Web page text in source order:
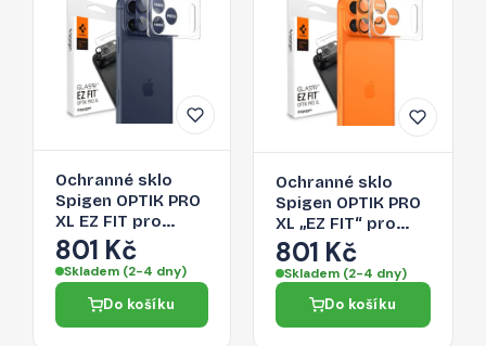
Ochranné sklo
Spigen OPTIK PRO
XL EZ FIT pro
iPhone 17 Pro -
navy blue
801 Kč
Skladem (2-4 dny)
Do košíku
Ochranné sklo
Spigen OPTIK PRO
XL „EZ FIT“ pro
iPhone 17 Pro -
oranžové
801 Kč
Skladem (2-4 dny)
Do košíku